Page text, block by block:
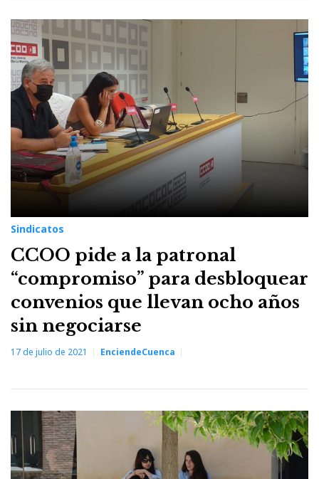
Sindicatos
CCOO pide a la patronal
“compromiso” para desbloquear
convenios que llevan ocho años
sin negociarse
17 de julio de 2021 EnciendeCuenca